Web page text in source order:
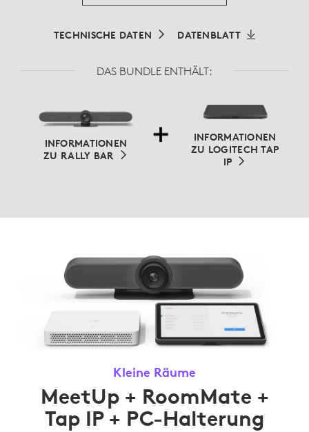
TECHNISCHE DATEN DATENBLATT
DAS BUNDLE ENTHÄLT:
INFORMATIONEN
ZU RALLY BAR
INFORMATIONEN
ZU LOGITECH TAP
IP
Kleine Räume
MeetUp + RoomMate +
Tap IP + PC-Halterung